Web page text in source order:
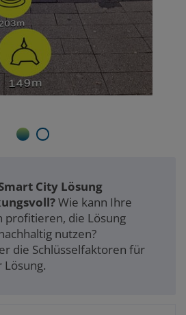
City Lösung
Wie kann Ihre
profitieren, die Lösung
nutzen?
die Schlüsselfaktoren für
Lösung.